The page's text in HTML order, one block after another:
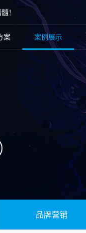
！
案 案例展示
品牌营销